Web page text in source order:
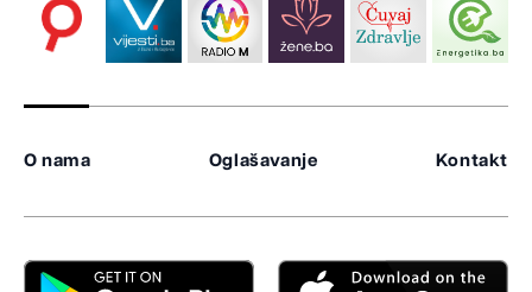
O nama Oglašavanje Kontakt